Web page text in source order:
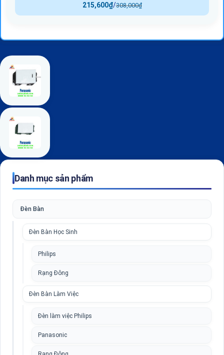
308,000₫
/
215,600₫
Danh mục sản phẩm
Đèn Bàn
Đèn Bàn Học Sinh
Philips
Rạng Đông
Đèn Bàn Làm Việc
Đèn làm việc Philips
Panasonic